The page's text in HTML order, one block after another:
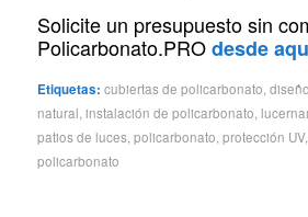
Solicite un presupuesto sin
Policarbonato.PROdesde
Etiquetas: cubiertas de policarbonato
natural instalación de policarbonato
patios de luces, policarbonato protección UV,
policarbonato